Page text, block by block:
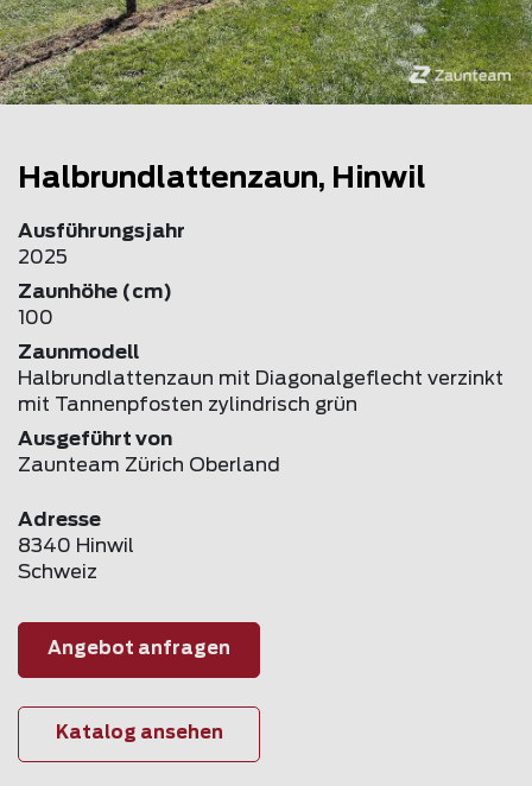
Halbrundlattenzaun, Hinwil
Ausführungsjahr
2025
Zaunhöhe (cm)
100
Zaunmodell
Halbrundlattenzaun mit Diagonalgeflecht verzinkt
mit Tannenpfosten zylindrisch grün
Ausgeführt von
Zaunteam Zürich Oberland
Adresse
8340 Hinwil
Schweiz
Angebot anfragen
Katalog ansehen